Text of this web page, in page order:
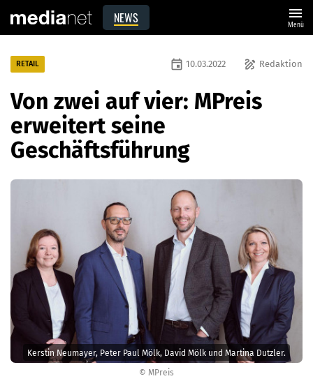
NEWS menu
Menü
© MPreis
Kerstin Neumayer, Peter Paul Mölk, David Mölk und Martina Dutzler.
RETAIL draw Redaktion
event 10.03.2022
Von zwei auf vier: MPreis
erweitert seine
Geschäftsführung